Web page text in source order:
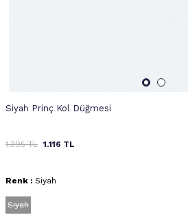
Siyah Prinç Kol Düğmesi
1.395TL 1.116 TL
Renk : Siyah
Siyah